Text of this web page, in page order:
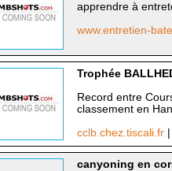
apprendre à
www.entretien-
Trophée
Record entre
classement en
cclb.chez.tiscali.fr
canyoning en